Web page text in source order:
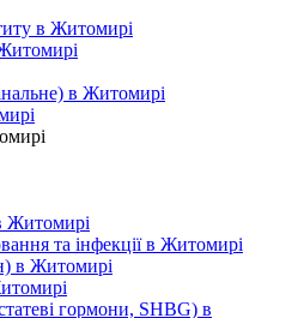
в Житомирі
в Житомирі
Житомирі
та інфекції в Житомирі
в Житомирі
гормони, SHBG) в